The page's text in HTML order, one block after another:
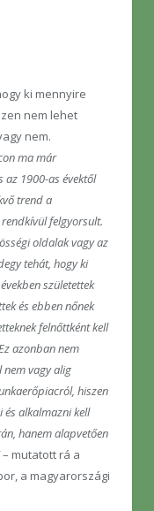
ki mennyire
nem lehet
nem.
ma már
az 1900-as évektől
trend a
felgyorsult.
oldalak vagy az
tehát, hogy ki
születettek
és ebben nőnek
felnőttként kell
azonban nem
vagy alig
hiszen
és alkalmazni kell
hanem alapvetően
– mutatott rá a
a magyarországi